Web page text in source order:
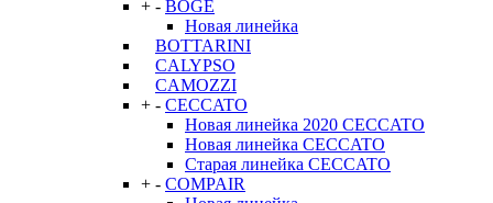
+ - BOGE
Новая линейка
BOTTARINI
CALYPSO
CAMOZZI
+ - CECCATO
Новая линейка 2020 CECCATO
Новая линейка CECCATO
Старая линейка CECCATO
+ - COMPAIR